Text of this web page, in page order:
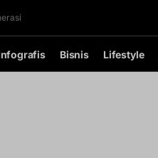
Bisnis Lifestyle